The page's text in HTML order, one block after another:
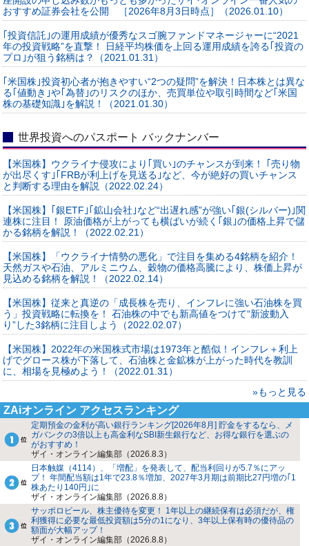
おすすめ証券会社を公開 ［2026年8月3日時点］（2026.01.10）
｢投資信託｣の運用成績が優秀なスゴ腕ファンドマネージャーに“2021
年の投資戦略”を直撃！ 日経平均株価を上回る運用成績を誇る｢投資の
プロ｣が狙う銘柄は？（2021.01.31）
｢米国株｣投資初心者が抱きやすい“2つの疑問”を解決！日本株とは異な
る｢値動き｣や｢為替｣のリスクのほか、売買単位や取引時間など｢米国
株の基礎知識｣を解説！（2021.01.30）
世界投資へのパスポート バックナンバー
【米国株】ウクライナ侵攻により｢買い｣のチャンスが到来！ ｢売り物
が出尽くす｣｢FRBが利上げを見送る｣など、今が絶好の買いチャンス
と判断する理由を解説（2022.02.24）
【米国株】｢銀ETF｣｢鉱山会社｣など“出遅れ感”が強い｢銀(シルバー)｣関
連株に注目！ 原油価格が上がっても横ばいが続く｢銀｣の価格上昇で儲
かる銘柄を解説！（2022.02.21）
【米国株】「ウクライナ情勢の悪化」で注目を集める4銘柄を紹介！
天然ガスや石油、アルミニウム、穀物の価格高騰により、株価上昇が
見込める銘柄を解説！（2022.02.14）
【米国株】従来と真逆の「成長株を売り、インフレに強い石油株を買
う」投資戦略に転換を！ 石油株の中でも新高値をつけて“新波動入
り”した3銘柄に注目しよう（2022.02.07）
【米国株】2022年の米国株式市場は1973年と酷似！インフレ＋利上
げでグロース株が下落して、石油株と金鉱株が上がった時代を教訓
に、相場を見極めよう！（2022.01.31）
»もっと見る
ZAiオンライン アクセスランキング
定期預金の金利が高い銀行ランキング[2026年8月] 貯金をするなら、メ
ガバンクの3倍以上も高金利なSBI新生銀行など、お得な銀行を選ぶの
がおすすめ！
ザイ・オンライン編集部（2026.8.3）
日本触媒（4114）、「増配」を発表して、配当利回りが5.7％にアッ
プ！ 年間配当額は1年で23.8％増加、2027年3月期は前期比27円増の｢1
株あたり140円｣に
ザイ・オンライン編集部（2026.8.8）
サッポロビール、株主優待を変更！ 1年以上の継続保有は必須だが、権
利獲得に必要な最低投資額は5分の1になり、3年以上保有時の優待品の
額面が大幅アップ！
ザイ・オンライン編集部（2026.8.8）